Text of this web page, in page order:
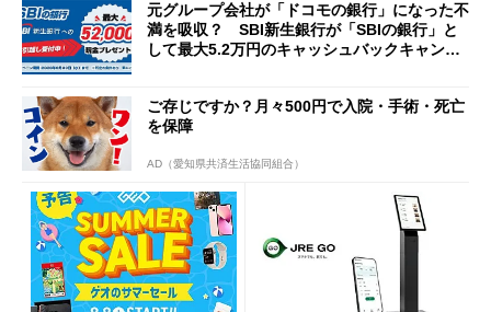
元グループ会社が「ドコモの銀行」になった不
満を吸収？ SBI新生銀行が「SBIの銀行」と
して最大5.2万円のキャッシュバックキャンペ
ご存じですか？月々500円で入院・手術・死亡
を保障
AD（愛知県共済生活協同組合）